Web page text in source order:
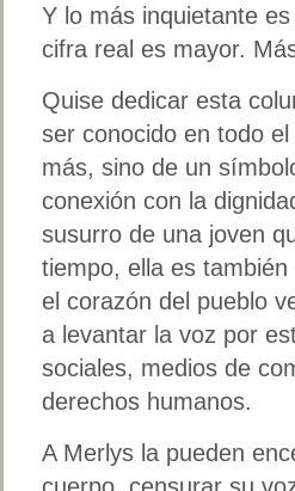
Y lo más inquietante
cifra real es mayor.
Quise dedicar esta
ser conocido en todo
más, sino de un
conexión con la
susurro de una joven
tiempo, ella es
el corazón del pueblo
a levantar la voz por
sociales, medios de
derechos humanos.
A Merlys la pueden
cuerpo, censurar su